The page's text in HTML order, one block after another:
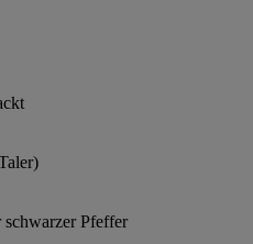
schwarzer Pfeffer